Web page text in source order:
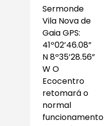
Sermonde
Vila Nova de
Gaia GPS:
41º02’46.08”
N 8º35’28.56”
W O
Ecocentro
retomará o
normal
funcionamento